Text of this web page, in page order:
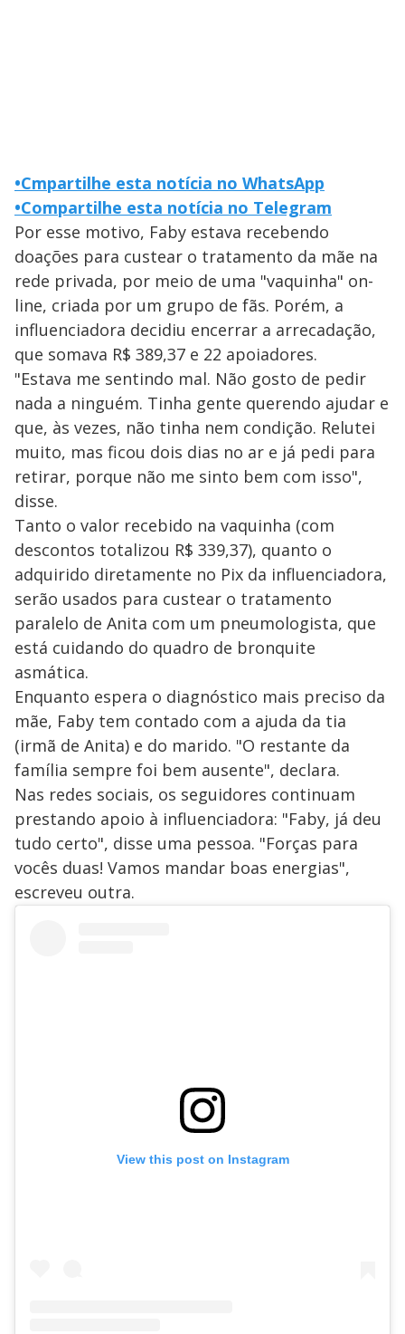
•Cmpartilhe esta notícia no WhatsApp
•Compartilhe esta notícia no Telegram
Por esse motivo, Faby estava recebendo
doações para custear o tratamento da mãe na
rede privada, por meio de uma "vaquinha" on-
line, criada por um grupo de fãs. Porém, a
influenciadora decidiu encerrar a arrecadação,
que somava R$ 389,37 e 22 apoiadores.
"Estava me sentindo mal. Não gosto de pedir
nada a ninguém. Tinha gente querendo ajudar e
que, às vezes, não tinha nem condição. Relutei
muito, mas ficou dois dias no ar e já pedi para
retirar, porque não me sinto bem com isso",
disse.
Tanto o valor recebido na vaquinha (com
descontos totalizou R$ 339,37), quanto o
adquirido diretamente no Pix da influenciadora,
serão usados para custear o tratamento
paralelo de Anita com um pneumologista, que
está cuidando do quadro de bronquite
asmática.
Enquanto espera o diagnóstico mais preciso da
mãe, Faby tem contado com a ajuda da tia
(irmã de Anita) e do marido. "O restante da
família sempre foi bem ausente", declara.
Nas redes sociais, os seguidores continuam
prestando apoio à influenciadora: "Faby, já deu
tudo certo", disse uma pessoa. "Forças para
vocês duas! Vamos mandar boas energias",
escreveu outra.
View this post on Instagram